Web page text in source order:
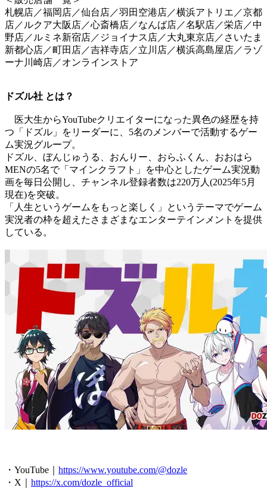
札幌店／福岡店／仙台店／羽田空港店／横浜アトリエ／京都
店／ルクア大阪店／心斎橋店／なんば店／名駅店／栄店／中
野店／ルミネ新宿店／ジョイナス店／大丸東京店／さいたま
新都心店／町田店／吉祥寺店／立川店／横浜高島屋店／ラゾ
ーナ川崎店／オンラインストア
ドズル社 とは？
医大生からYouTubeクリエイターになった異色の経歴を持
つ「ドズル」をリーダーに、5名のメンバーで活動するゲー
ム実況グループ。
ドズル、ぼんじゅうる、おんりー、おらふくん、おおはら
MENの5名で「マインクラフト」を中心としたゲーム実況動
画を毎日公開し、チャンネル登録者数は220万人(2025年5月
現在)を突破。
「人生というゲームをもっと楽しく」というテーマでゲーム
実況者の枠を超えたさまざまなエンターテインメントを提供
している。
・YouTube｜ https://www.youtube.com/@dozle
・X｜ https://x.com/dozle_official